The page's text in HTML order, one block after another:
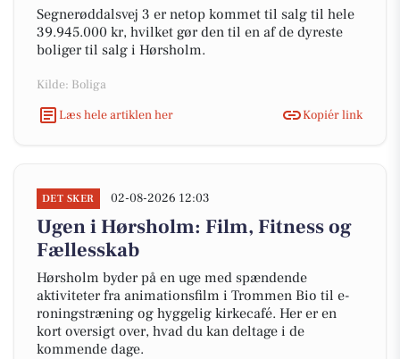
Segnerøddalsvej 3 er netop kommet til salg til hele
39.945.000 kr, hvilket gør den til en af de dyreste
boliger til salg i Hørsholm.
Kilde: Boliga
Læs hele artiklen her
Kopiér link
DET SKER 02-08-2026 12:03
Ugen i Hørsholm: Film, Fitness og
Fællesskab
Hørsholm byder på en uge med spændende
aktiviteter fra animationsfilm i Trommen Bio til e-
roningstræning og hyggelig kirkecafé. Her er en
kort oversigt over, hvad du kan deltage i de
kommende dage.